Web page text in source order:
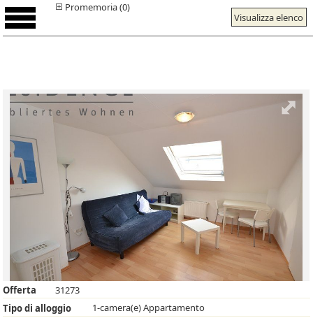
Visualizza elenco
Promemoria (0)
Offerta
31273
Tipo di alloggio
1-camera(e) Appartamento